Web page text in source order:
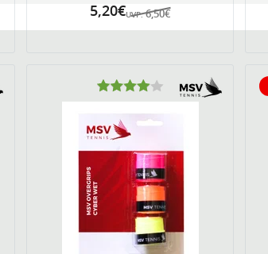
UVP: 6,50€
5,20€